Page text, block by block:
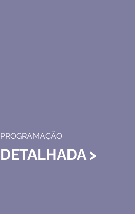
PROGRAMAÇÃO
DETALHADA >